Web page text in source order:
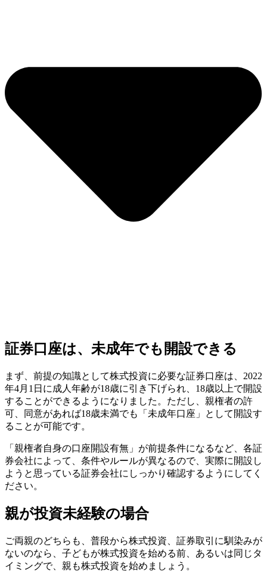
証券口座は、未成年でも開設できる
まず、前提の知識として株式投資に必要な証券口座は、2022
年4月1日に成人年齢が18歳に引き下げられ、18歳以上で開設
することができるようになりました。ただし、親権者の許
可、同意があれば18歳未満でも「未成年口座」として開設す
ることが可能です。
「親権者自身の口座開設有無」が前提条件になるなど、各証
券会社によって、条件やルールが異なるので、実際に開設し
ようと思っている証券会社にしっかり確認するようにしてく
ださい。
親が投資未経験の場合
ご両親のどちらも、普段から株式投資、証券取引に馴染みが
ないのなら、子どもが株式投資を始める前、あるいは同じタ
イミングで、親も株式投資を始めましょう。